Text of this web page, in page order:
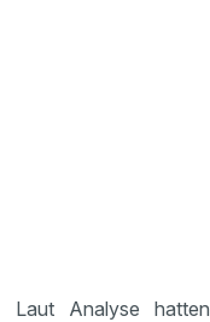
Laut Analyse